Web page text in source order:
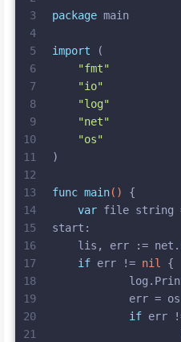
3
4
5
6
7
8
9
10
11
12
13
14
15
16
17
18
19
20
21
package main
import (
"fmt"
"io"
"log"
"net"
"os"
)
func main()
{
var file string
start:
lis, err :=
if err != nil
err =
if err